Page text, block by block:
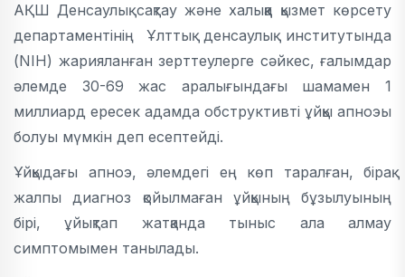
АҚШ Денсаулық сақтау және халыққа қызмет көрсету
департаментінің Ұлттық денсаулық институтында
(NIH) жарияланған зерттеулерге сәйкес, ғалымдар
әлемде 30-69 жас аралығындағы шамамен 1
миллиард ересек адамда обструктивті ұйқы апноэы
болуы мүмкін деп есептейді.
Ұйқыдағы апноэ, әлемдегі ең көп таралған, бірақ
жалпы диагноз қойылмаған ұйқының бұзылуының
бірі, ұйықтап жатқанда тыныс ала алмау
симптомымен танылады.